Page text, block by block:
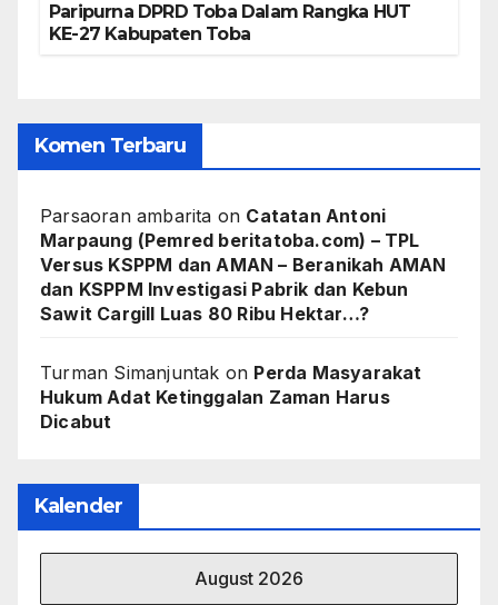
Paripurna DPRD Toba Dalam Rangka HUT
KE-27 Kabupaten Toba
Komen Terbaru
Parsaoran ambarita on Catatan Antoni
Marpaung (Pemred beritatoba.com) – TPL
Versus KSPPM dan AMAN – Beranikah AMAN
dan KSPPM Investigasi Pabrik dan Kebun
Sawit Cargill Luas 80 Ribu Hektar…?
Turman Simanjuntak on Perda Masyarakat
Hukum Adat Ketinggalan Zaman Harus
Dicabut
Kalender
August 2026